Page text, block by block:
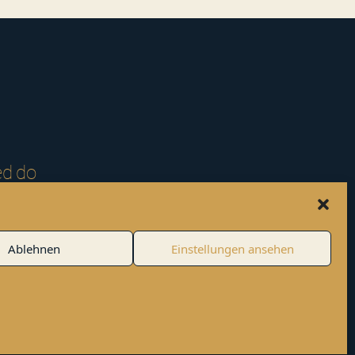
Ablehnen Einstellungen ansehen
do
Ut enim
ut